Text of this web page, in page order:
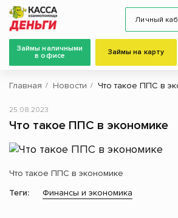
Личный
Займы наличными
в офисе
Займы на карту
Главная Новости Что такое ППС в
Что такое ППС в экономике
25.08.2023
Что такое ППС в экономике
Теги:
Финансы и экономика